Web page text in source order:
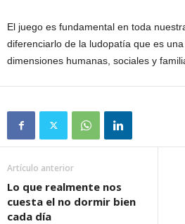
El juego es fundamental en toda
diferenciarlo de la ludopatía que es
dimensiones humanas, sociales y
Artículo anterior
Lo que realmente nos
cuesta el no dormir bien
cada día